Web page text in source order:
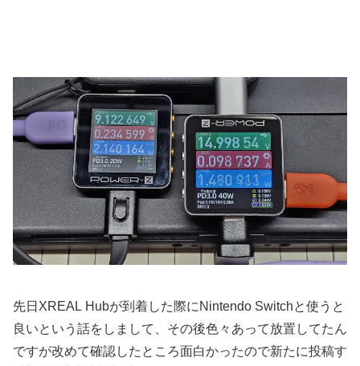
先日XREAL Hubが到着した際にNintendo Switchと使うと
良いという話をしまして、その後色々あって放置してたん
ですが改めて確認したところ面白かったので新たに投稿す